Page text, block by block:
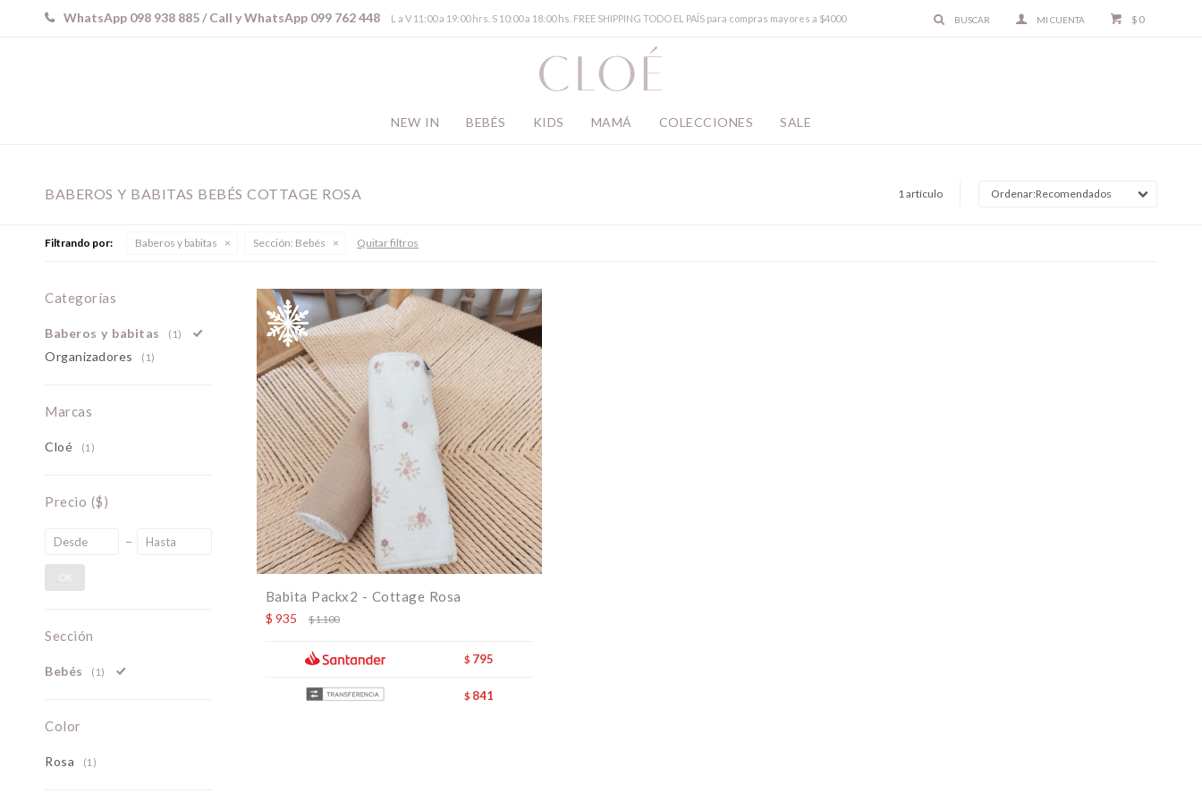
NEW IN BEBÉS KIDS MAMÁ COLECCIONES SALE
$ 0
WhatsApp 098 938 885 / Call y WhatsApp 099 762 448 L a V 11:00 a 19:00 hrs. S 10:00 a 18:00 hs. FREE SHIPPING TODO EL PAÍS para compras mayores a $4000
BABEROS Y BABITAS BEBÉS COTTAGE ROSA 1 artículo Recomendados
Filtrando por: Baberos y babitas Sección: Bebés Quitar filtros
Babita Packx2 - Cottage Rosa
$ 935 $1.100
$ 795
$ 841
Categorías
Baberos y babitas (1)
Organizadores (1)
Marcas
Cloé (1)
Precio ($)
OK
Sección
Bebés (1)
Color
Rosa (1)